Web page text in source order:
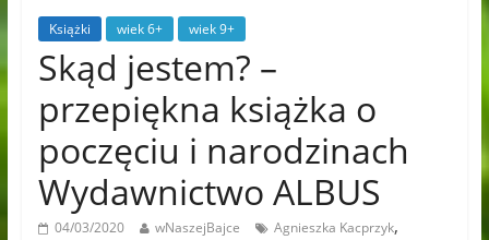
Książki wiek 6+ wiek 9+
Skąd jestem? –
przepiękna książka o
poczęciu i narodzinach
Wydawnictwo ALBUS
04/03/2020 wNaszejBajce Agnieszka Kacprzyk,